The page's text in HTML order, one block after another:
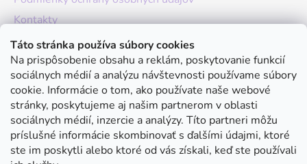
Táto stránka používa súbory cookies
Na prispôsobenie obsahu a reklám, poskytovanie funkcií
sociálnych médií a analýzu návštevnosti používame súbory
cookie. Informácie o tom, ako používate naše webové
stránky, poskytujeme aj našim partnerom v oblasti
sociálnych médií, inzercie a analýzy. Títo partneri môžu
príslušné informácie skombinovať s ďalšími údajmi, ktoré
ste im poskytli alebo ktoré od vás získali, keď ste používali
Kontakty
O nás
Hodnotenie obchodu
Moja objednávka
Instagram